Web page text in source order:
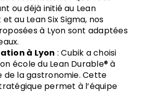
ou déjà initié au Lean
au Lean Six Sigma, nos
à Lyon sont adaptées
à Lyon : Cubik a choisi
école du Lean Durable® à
de la gastronomie. Cette
permet à l’équipe